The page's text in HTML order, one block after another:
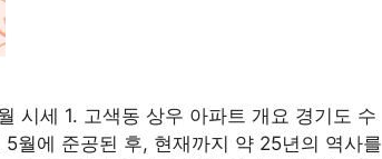
시세 1. 고색동 상우 아파트 개요 경기도 수
월에 준공된 후, 현재까지 약 25년의 역사를